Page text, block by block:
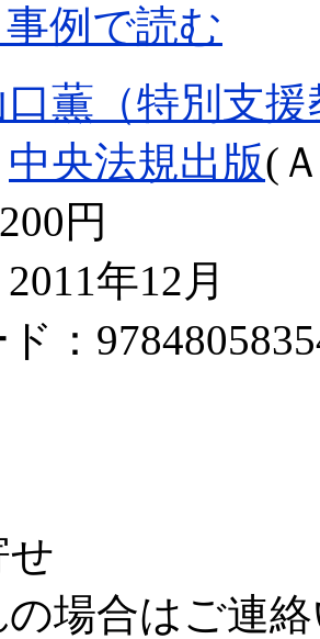
例で読む
口薫（特別支
中央法規出版(
円
年12月
：
せ
の場合はご連